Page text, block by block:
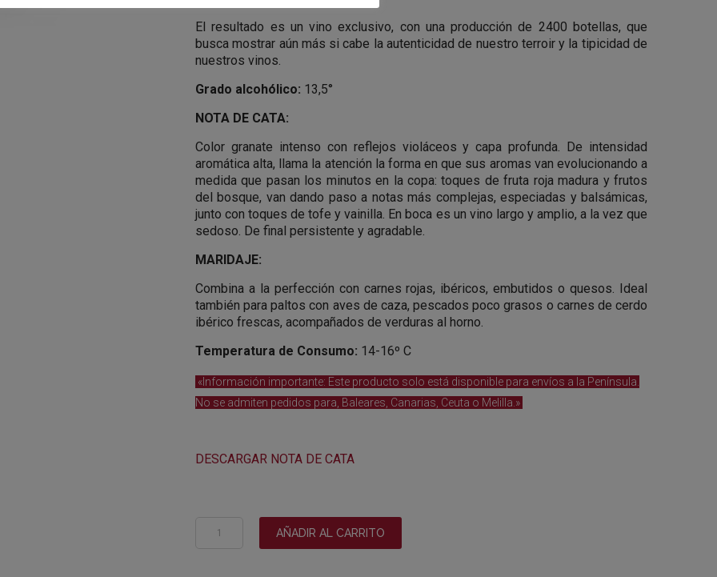
El resultado es un vino exclusivo, con una producción de 2400 botellas, que
busca mostrar aún más si cabe la autenticidad de nuestro terroir y la tipicidad de
nuestros vinos.
Grado alcohólico: 13,5°
NOTA DE CATA:
Color granate intenso con reflejos violáceos y capa profunda. De intensidad
aromática alta, llama la atención la forma en que sus aromas van evolucionando a
medida que pasan los minutos en la copa: toques de fruta roja madura y frutos
del bosque, van dando paso a notas más complejas, especiadas y balsámicas,
junto con toques de tofe y vainilla. En boca es un vino largo y amplio, a la vez que
sedoso. De final persistente y agradable.
MARIDAJE:
Combina a la perfección con carnes rojas, ibéricos, embutidos o quesos. Ideal
también para paltos con aves de caza, pescados poco grasos o carnes de cerdo
ibérico frescas, acompañados de verduras al horno.
Temperatura de Consumo: 14-16º C
«Información importante: Este producto solo está disponible para envíos a la Península.
No se admiten pedidos para, Baleares, Canarias, Ceuta o Melilla.»
DESCARGAR NOTA DE CATA
AÑADIR AL CARRITO